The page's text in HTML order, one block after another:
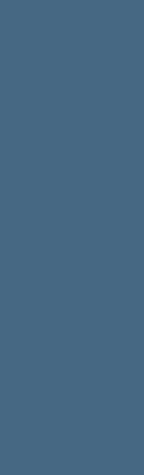
Šiandien Seimo
opozicijos siūlymas dėl
poziciją nuostata, kad
atominės elektrinės
krikščionių demokratų
„Nematėme kito
susitaikėliškos pozicijos
„Įvykus trims
ministerijos vadovu
metais Seimo priimtą
opozicijos siūlymą
visos ES nepirkti ir
valdančiąją daugumą
sakė A. Ažubalis. Jis
aplaidumą, kurio
Astravo AE keliamą
Opozicijos
poziciją, kuria „ragina
taip pat ir užtikrinant,
ES susitarimuose su